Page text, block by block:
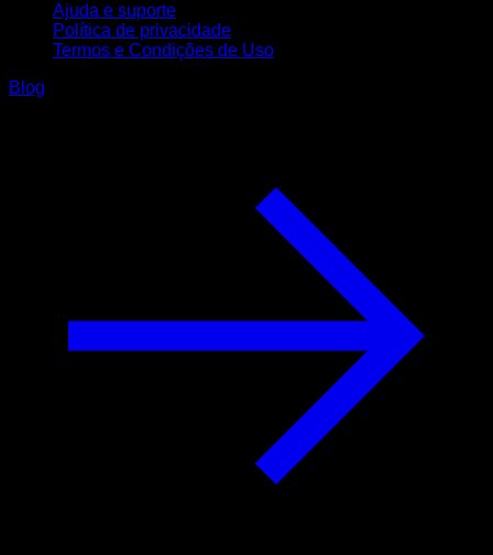
Ajuda e suporte
Política de privacidade
Termos e Condições de Uso
Blog